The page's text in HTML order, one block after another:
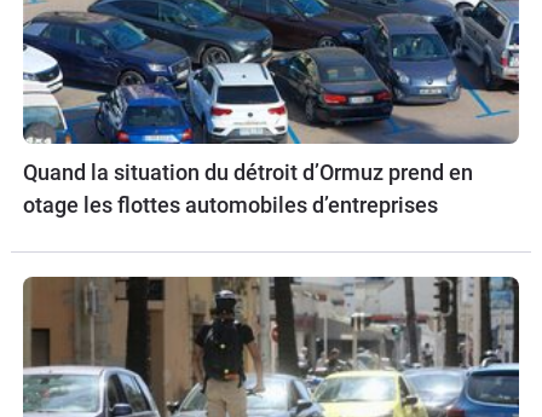
Quand la situation du détroit d’Ormuz prend en
otage les flottes automobiles d’entreprises